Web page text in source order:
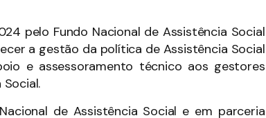
pelo Fundo Nacional de Assistência Social
a gestão da política de Assistência Social
e assessoramento técnico aos gestores
de Assistência Social e em parceria